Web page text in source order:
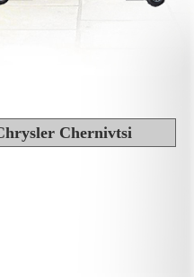
Chernivtsi